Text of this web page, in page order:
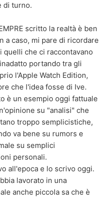
di turno.
scritto la realtà è ben
a caso, mi pare di ricordare
quelli che ci raccontavano
portando tra gli
l'Apple Watch Edition,
che l'idea fosse di Ive.
è un esempio oggi fattuale
su "analisi" che
troppo semplicistiche,
va bene su rumors e
su semplici
personali.
all'epoca e lo scrivo oggi.
lavorato in una
anche piccola sa che è